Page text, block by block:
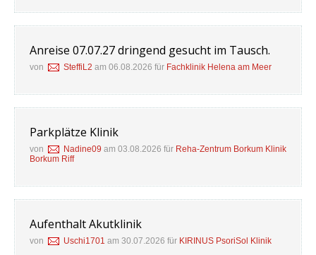
Anreise 07.07.27 dringend gesucht im Tausch.
von SteffiL2 am 06.08.2026 für Fachklinik Helena am Meer
Parkplätze Klinik
von Nadine09 am 03.08.2026 für Reha-Zentrum Borkum Klinik
Borkum Riff
Aufenthalt Akutklinik
von Uschi1701 am 30.07.2026 für KIRINUS PsoriSol Klinik